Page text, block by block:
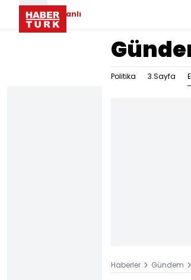
Canlı
Politika 3.Sayfa
Haberler Gündem